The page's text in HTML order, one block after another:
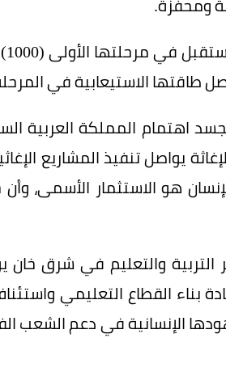
الاستيعابية في المرحلة القادمة
اهتمام المملكة العربية
يواصل تنفيذ المشاريع
هو الاستثمار الأسمى،
التربية والتعليم في شرق
بناء القطاع التعليمي
الإنسانية في دعم الشعب